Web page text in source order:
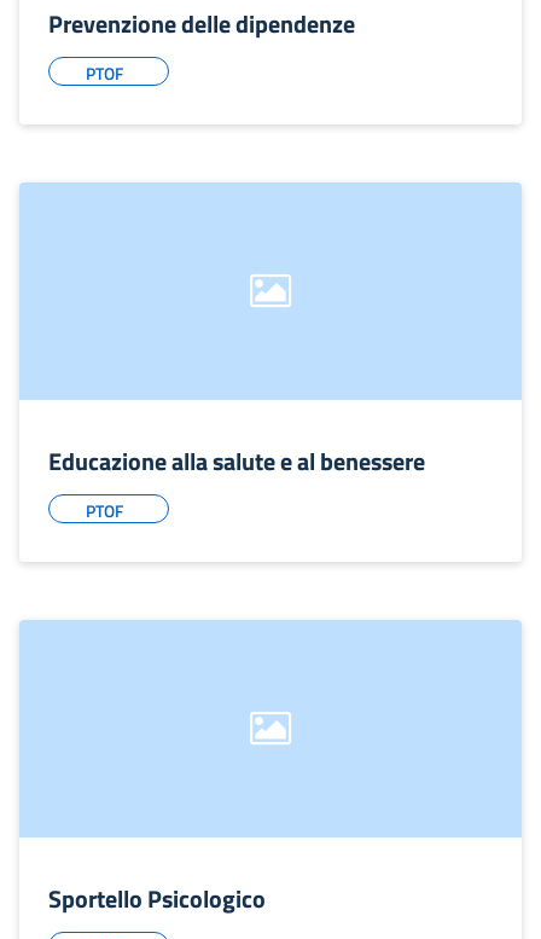
Prevenzione delle dipendenze
PTOF
Educazione alla salute e al benessere
PTOF
Sportello Psicologico